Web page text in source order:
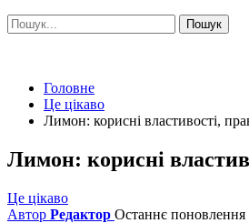
Головне
Це цікаво
Лимон: корисні властивості,
Лимон: корисні
Це цікаво
Автор Редактор Останнє поновлення